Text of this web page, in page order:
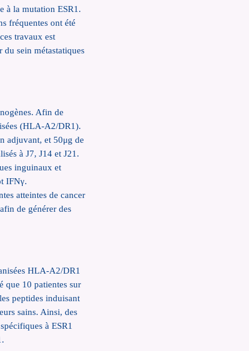
à la mutation ESR1.
fréquentes ont été
travaux est
du sein métastatiques
Afin de
(HLA-A2/DR1).
adjuvant, et 50μg de
à J7, J14 et J21.
inguinaux et
IFNγ.
atteintes de cancer
de générer des
HLA-A2/DR1
que 10 patientes sur
peptides induisant
sains. Ainsi, des
à ESR1